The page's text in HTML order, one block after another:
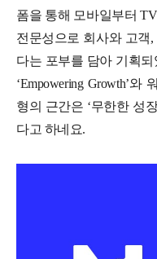
폼을 통해 모바일부터
전문성으로 회사와 고객
다는 포부를 담아 기획
‘Empowering Growth’
형의 근간은 ‘무한한 성
다고 하네요.